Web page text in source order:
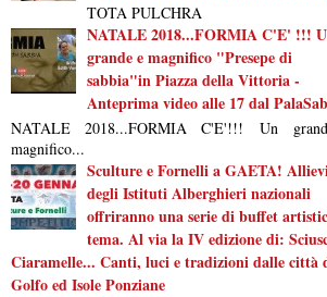
TOTA PULCHRA
NATALE 2018...FORMIA C'E' !!!
grande e magnifico "Presepe di
sabbia"in Piazza della Vittoria -
Anteprima video alle 17 dal
NATALE 2018...FORMIA C'E'!!! Un
magnifico...
Sculture e Fornelli a GAETA!
degli Istituti Alberghieri nazionali
offriranno una serie di buffet
tema. Al via la IV edizione di:
Ciaramelle... Canti, luci e tradizioni dalle città
Golfo ed Isole Ponziane